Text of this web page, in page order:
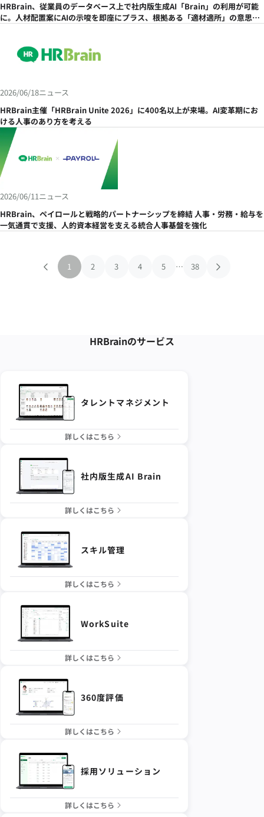
HRBrain、従業員のデータベース上で社内版生成AI「Brain」の利用が可能
に。人材配置案にAIの示唆を即座にプラス、根拠ある「適材適所」の意思決
2026/06/18ニュース
HRBrain主催「HRBrain Unite 2026」に400名以上が来場。AI変革期にお
ける人事のあり方を考える
2026/06/11ニュース
HRBrain、ペイロールと戦略的パートナーシップを締結 人事・労務・給与を
一気通貫で支援、人的資本経営を支える統合人事基盤を強化
1 2 3 4 5 … 38
HRBrainのサービス
タレントマネジメント
詳しくはこちら
社内版生成AI Brain
詳しくはこちら
スキル管理
詳しくはこちら
WorkSuite
詳しくはこちら
360度評価
詳しくはこちら
採用ソリューション
詳しくはこちら